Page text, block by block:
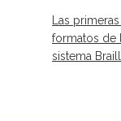
Las
formatos de
sistema